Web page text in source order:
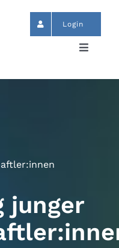
Login
Toggle
junger